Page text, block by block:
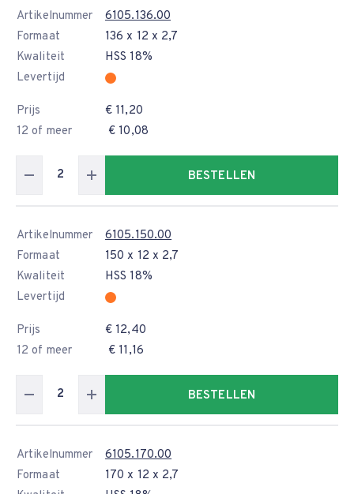
Artikelnummer
6105.136.00
Formaat
136 x 12 x 2,7
Kwaliteit
HSS 18%
Levertijd
Prijs
€ 11,20
12 of meer
€ 10,08
BESTELLEN
Artikelnummer
6105.150.00
Formaat
150 x 12 x 2,7
Kwaliteit
HSS 18%
Levertijd
Prijs
€ 12,40
12 of meer
€ 11,16
BESTELLEN
Artikelnummer
6105.170.00
Formaat
170 x 12 x 2,7